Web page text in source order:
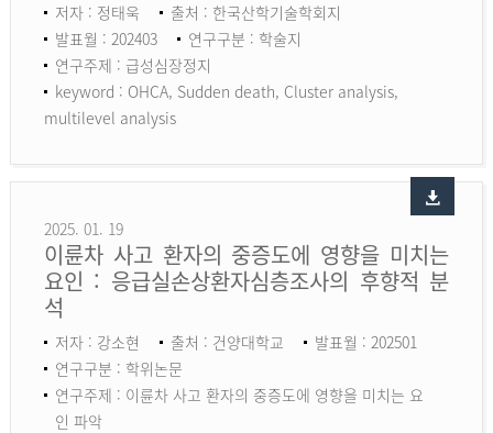
저자 : 정태욱
출처 : 한국산학기술학회지
발표월 : 202403
연구구분 : 학술지
연구주제 : 급성심장정지
keyword : OHCA, Sudden death, Cluster analysis,
multilevel analysis
2025. 01. 19
이륜차 사고 환자의 중증도에 영향을 미치는
요인 : 응급실손상환자심층조사의 후향적 분
석
저자 : 강소현 출처 : 건양대학교
발표월 : 202501
연구구분 : 학위논문
연구주제 : 이륜차 사고 환자의 중증도에 영향을 미치는 요
인 파악